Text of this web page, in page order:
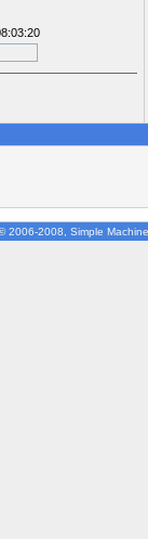
2006-2008, Simple